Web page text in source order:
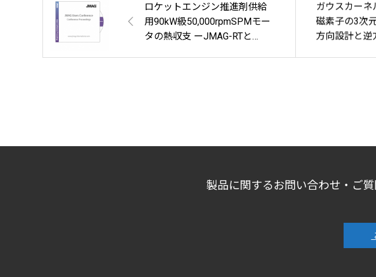
ロケットエンジン推進剤供給
用90kW級50,000rpmSPMモー
タの熱収支 ーJMAG-RTと
ガウスカーネ
磁素子の3次
方向設計と逆
製品に関するお問い合わせ・ご